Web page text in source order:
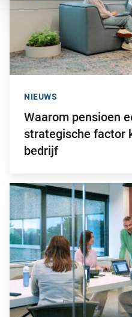
Waarom pensioen
strategische factor
bedrijf
NIEUWS
Ga naar “Niet op tijd